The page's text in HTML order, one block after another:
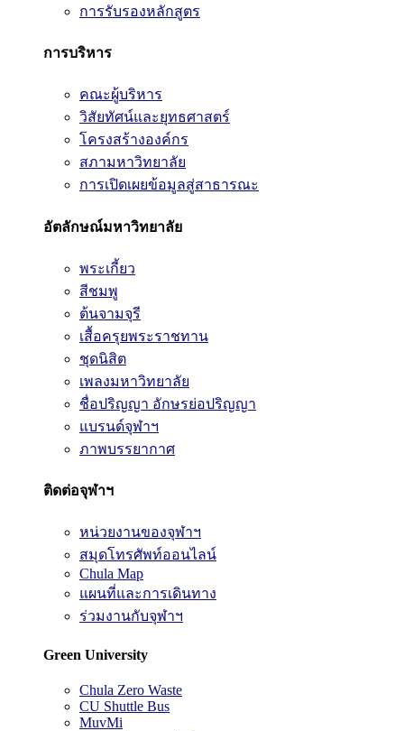
การรับรองหลักสูตร
การบริหาร
คณะผู้บริหาร
วิสัยทัศน์และยุทธศาสตร์
โครงสร้างองค์กร
สภามหาวิทยาลัย
การเปิดเผยข้อมูลสู่สาธารณะ
อัตลักษณ์มหาวิทยาลัย
พระเกี้ยว
สีชมพู
ต้นจามจุรี
เสื้อครุยพระราชทาน
ชุดนิสิต
เพลงมหาวิทยาลัย
ชื่อปริญญา อักษรย่อปริญญา
แบรนด์จุฬาฯ
ภาพบรรยากาศ
ติดต่อจุฬาฯ
หน่วยงานของจุฬาฯ
สมุดโทรศัพท์ออนไลน์
Chula Map
แผนที่และการเดินทาง
ร่วมงานกับจุฬาฯ
Green University
Chula Zero Waste
CU Shuttle Bus
MuvMi